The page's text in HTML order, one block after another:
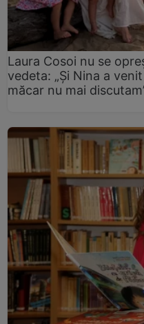
Laura Cosoi nu se
vedeta: „Și Nina a
măcar nu mai